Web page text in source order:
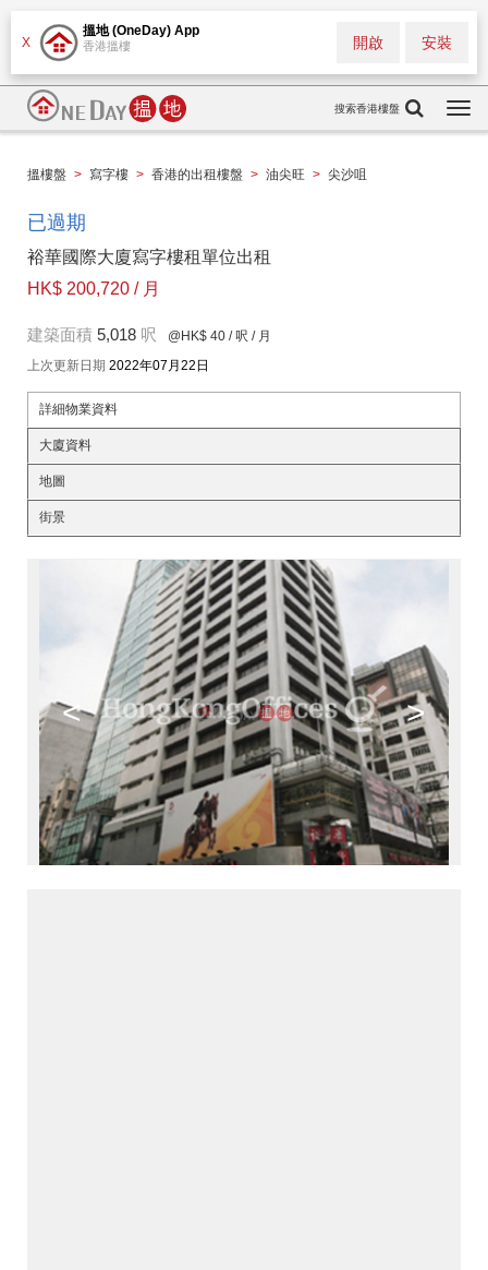
X
搵地 (OneDay) App
香港搵樓 安裝
開啟
搜索香港樓盤
搵樓盤 > 寫字樓 > 香港的出租樓盤 > 油尖旺 > 尖沙咀
已過期
裕華國際大廈寫字樓租單位出租
HK$ 200,720 / 月
建築面積 5,018 呎 @HK$ 40 / 呎 / 月
上次更新日期 2022年07月22日
詳細物業資料
大廈資料
地圖
街景
< >